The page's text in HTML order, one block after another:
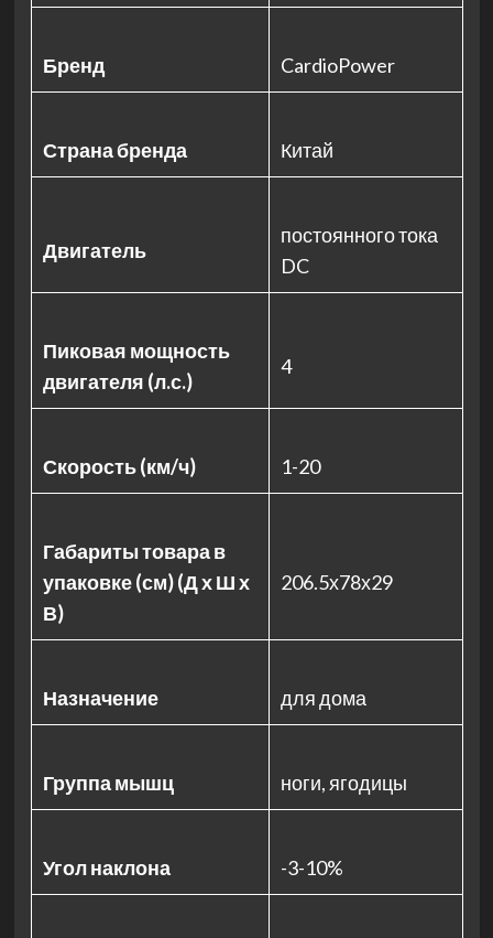
Бренд CardioPower
Страна бренда Китай
Двигатель
постоянного тока
DC
Пиковая мощность
двигателя (л.с.)
4
Скорость (км/ч) 1-20
Габариты товара в
упаковке (см) (Д х Ш х
В)
206.5х78х29
Назначение для дома
Группа мышц ноги, ягодицы
Угол наклона -3-10%